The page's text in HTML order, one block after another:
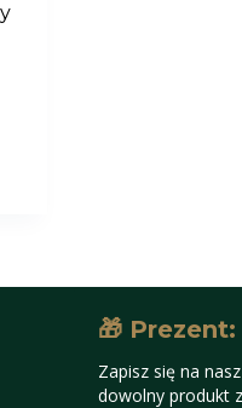
🎁
Zapisz się na
dowolny produkt